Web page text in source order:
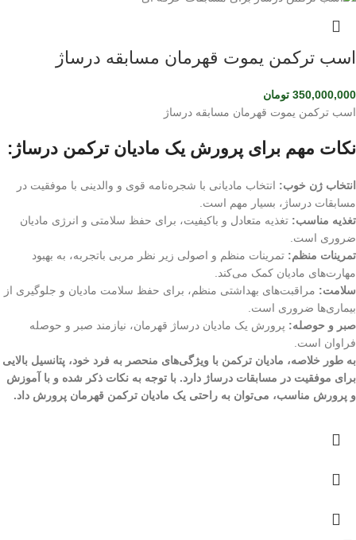
اسب ترکمن یموت قهرمان مسابقه درساژ
350,000,000 تومان
اسب ترکمن یموت قهرمان مسابقه درساژ
نکات مهم برای پرورش یک مادیان ترکمن درساژ:
انتخاب ژن خوب: انتخاب مادیانی با شجره‌نامه قوی و والدینی با موفقیت در
مسابقات درساژ، بسیار مهم است.
تغذیه مناسب: تغذیه متعادل و باکیفیت، برای حفظ سلامتی و انرژی مادیان
ضروری است.
تمرینات منظم: تمرینات منظم و اصولی زیر نظر مربی باتجربه، به بهبود
مهارت‌های مادیان کمک می‌کند.
سلامت: مراقبت‌های بهداشتی منظم، برای حفظ سلامت مادیان و جلوگیری از
بیماری‌ها ضروری است.
صبر و حوصله: پرورش یک مادیان درساژ قهرمان، نیازمند صبر و حوصله
فراوان است.
به طور خلاصه، مادیان ترکمن با ویژگی‌های منحصر به فرد خود، پتانسیل بالایی
برای موفقیت در مسابقات درساژ دارد. با توجه به نکات ذکر شده و با آموزش
و پرورش مناسب، می‌توان به راحتی یک مادیان ترکمن قهرمان پرورش داد.